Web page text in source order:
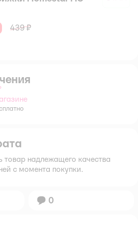
439 ₽
доставки.
товар надлежащего качества
с момента покупки.
Вопросов:
0